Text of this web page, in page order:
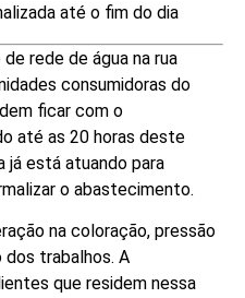
até o fim do dia
rede de água na rua
consumidoras do
ficar com o
até as 20 horas deste
já está atuando para
o abastecimento.
na coloração, pressão
trabalhos. A
que residem nessa